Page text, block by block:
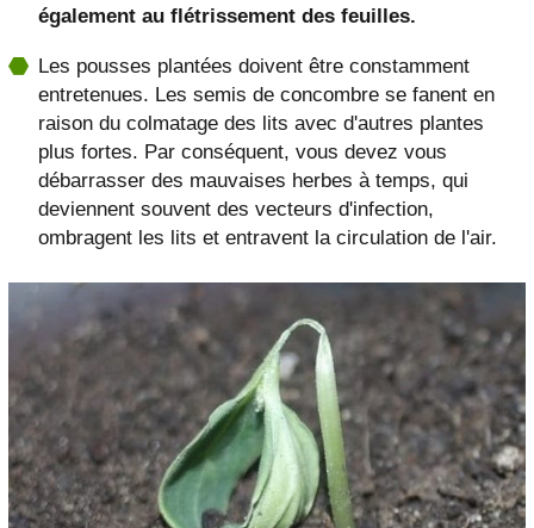
également au flétrissement des feuilles.
Les pousses plantées doivent être constamment
entretenues. Les semis de concombre se fanent en
raison du colmatage des lits avec d'autres plantes
plus fortes. Par conséquent, vous devez vous
débarrasser des mauvaises herbes à temps, qui
deviennent souvent des vecteurs d'infection,
ombragent les lits et entravent la circulation de l'air.